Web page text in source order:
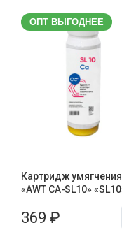
ОПТ ВЫГОДНЕЕ
Картридж умягчения
«AWT CA-SL10»
369 ₽